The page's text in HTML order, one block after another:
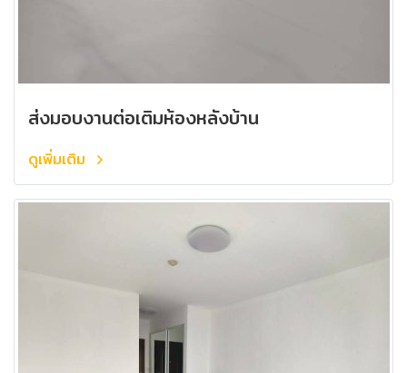
ส่งมอบงานต่อเติมห้องหลังบ้าน
ดูเพิ่มเติม